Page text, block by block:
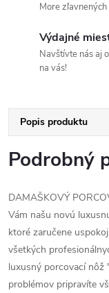
More
Výdajné
Navštívte nás aj
na vás!
Popis produktu
Podrobný
DAMAŠKOVÝ
Vám našu novú
ktoré zaručene
všetkých
luxusný porcovací nôž
problémov pripravíte